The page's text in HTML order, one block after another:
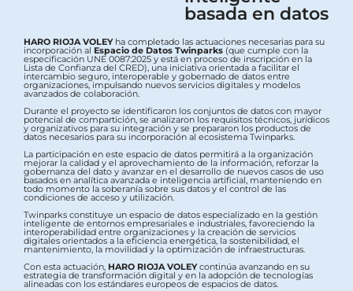
basada en datos
HARO RIOJA VOLEYha completado las actuaciones necesarias para su
incorporación al Espacio de Datos Twinparks (que cumple con la
especificación UNE 0087:2025 y está en proceso de inscripción en la
Lista de Confianza del CRED), una iniciativa orientada a facilitar el
intercambio seguro, interoperable y gobernado de datos entre
organizaciones, impulsando nuevos servicios digitales y modelos
avanzados de colaboración.
Durante el proyecto se identificaron los conjuntos de datos con mayor
potencial de compartición, se analizaron los requisitos técnicos, jurídicos
y organizativos para su integración y se prepararon los productos de
datos necesarios para su incorporación al ecosistema Twinparks.
La participación en este espacio de datos permitirá a la organización
mejorar la calidad y el aprovechamiento de la información, reforzar la
gobernanza del dato y avanzar en el desarrollo de nuevos casos de uso
basados en analítica avanzada e inteligencia artificial, manteniendo en
todo momento la soberanía sobre sus datos y el control de las
condiciones de acceso y utilización.
Twinparks constituye un espacio de datos especializado en la gestión
inteligente de entornos empresariales e industriales, favoreciendo la
interoperabilidad entre organizaciones y la creación de servicios
digitales orientados a la eficiencia energética, la sostenibilidad, el
mantenimiento, la movilidad y la optimización de infraestructuras.
Con esta actuación, HARO RIOJA VOLEYcontinúa avanzando en su
estrategia de transformación digital y en la adopción de tecnologías
alineadas con los estándares europeos de espacios de datos.